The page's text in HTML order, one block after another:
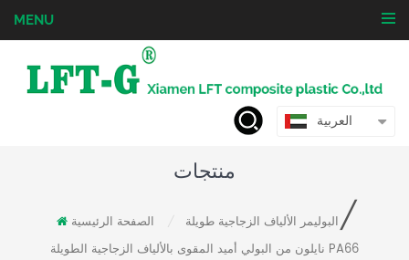
MENU
العربية
منتجات
الصفحة الرئيسية البوليمر الألياف الزجاجية طويلة/
نايلون من البولي أميد المقوى بالألياف الزجاجية الطويلة PA66